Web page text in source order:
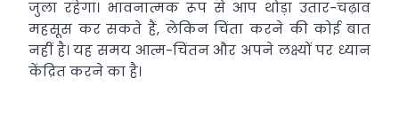
जुला रहेगा। भावनात्मक रूप से आप थोड़ा उतार-चढ़ाव
महसूस कर सकते हैं, लेकिन चिंता करने की कोई बात
नहीं है। यह समय आत्म-चिंतन और अपने लक्ष्यों पर ध्यान
केंद्रित करने का है।